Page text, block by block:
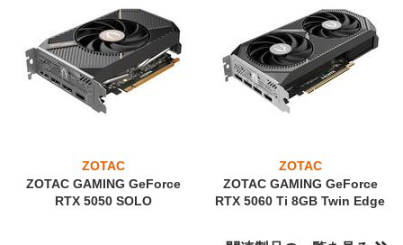
ZOTAC
ZOTAC GAMING GeForce
RTX 5050 SOLO
ZOTAC
ZOTAC GAMING GeForce
RTX 5060 Ti 8GB Twin Edge